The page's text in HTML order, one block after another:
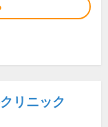
リニック